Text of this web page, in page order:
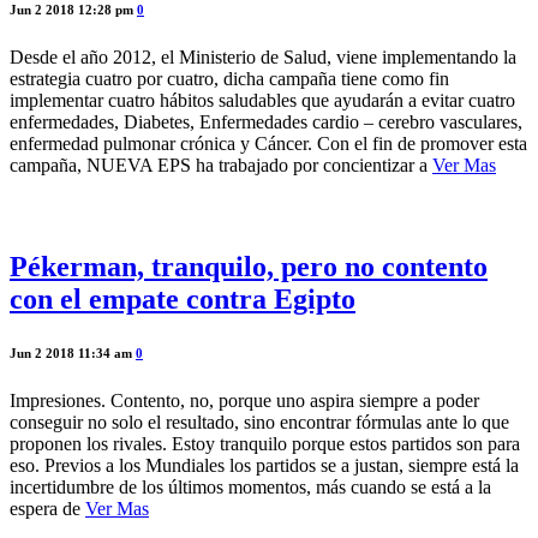
Jun 2 2018 12:28 pm 0
Desde el año 2012, el Ministerio de Salud, viene implementando la
estrategia cuatro por cuatro, dicha campaña tiene como fin
implementar cuatro hábitos saludables que ayudarán a evitar cuatro
enfermedades, Diabetes, Enfermedades cardio – cerebro vasculares,
enfermedad pulmonar crónica y Cáncer. Con el fin de promover esta
campaña, NUEVA EPS ha trabajado por concientizar a Ver Mas
Pékerman, tranquilo, pero no contento
con el empate contra Egipto
Jun 2 2018 11:34 am 0
Impresiones. Contento, no, porque uno aspira siempre a poder
conseguir no solo el resultado, sino encontrar fórmulas ante lo que
proponen los rivales. Estoy tranquilo porque estos partidos son para
eso. Previos a los Mundiales los partidos se a justan, siempre está la
incertidumbre de los últimos momentos, más cuando se está a la
espera de Ver Mas